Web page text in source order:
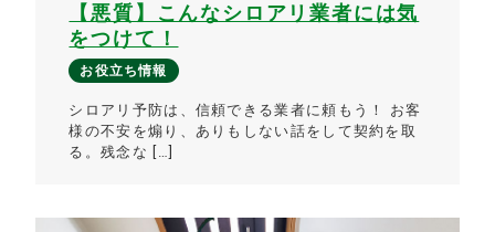
【悪質】こんなシロアリ業者には気
をつけて！
お役立ち情報
シロアリ予防は、信頼できる業者に頼もう！ お客
様の不安を煽り、ありもしない話をして契約を取
る。残念な […]